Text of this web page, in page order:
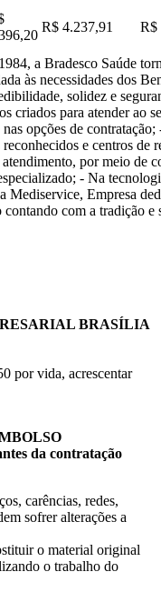
R$ 4.237,91 R$
a Bradesco Saúde
às necessidades dos
solidez e
criados para atender ao
opções de
e centros de
por meio de
- Na
Mediservice, Empresa
com a tradição
BRASÍLIA
por vida, acrescentar
da contratação
carências, redes,
sofrer alterações a
o material original
o trabalho do